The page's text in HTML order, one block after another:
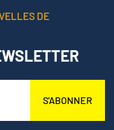
DE
S'ABONNER